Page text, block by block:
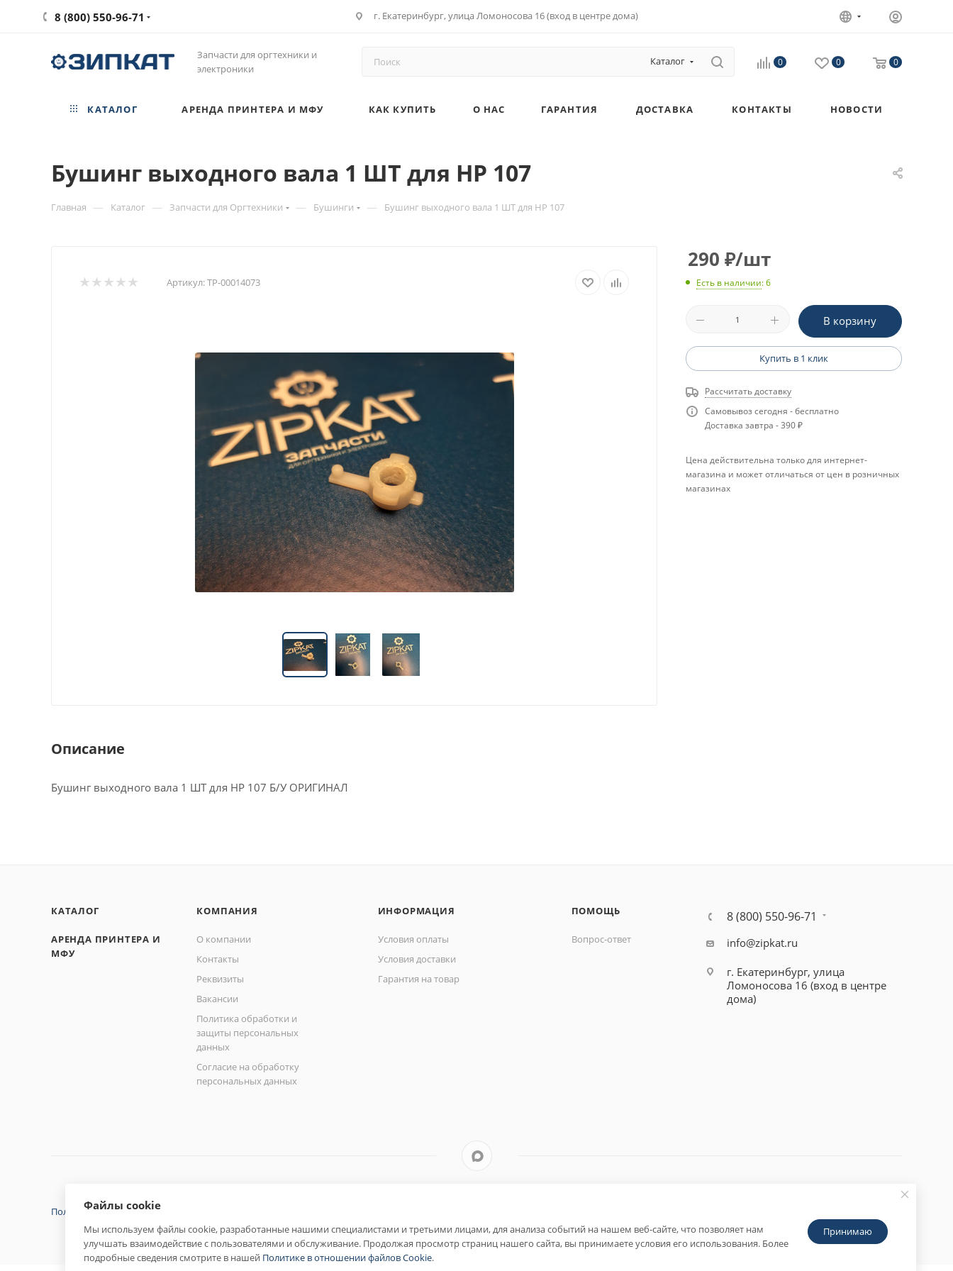
8 (800) 550-96-71 г. Екатеринбург, улица Ломоносова 16 (вход в центре дома)
Запчасти для оргтехники и
электроники
Каталог 0 0 0
КАТАЛОГ АРЕНДА ПРИНТЕРА И МФУ КАК КУПИТЬ О НАС ГАРАНТИЯ ДОСТАВКА КОНТАКТЫ НОВОСТИ
Бушинг выходного вала 1 ШТ для HP 107
Главная — Каталог — Запчасти для Оргтехники — Бушинги — Бушинг выходного вала 1 ШТ для HP 107
Артикул:ТР-00014073
Описание
Бушинг выходного вала 1 ШТ для HP 107 Б/У ОРИГИНАЛ
290 ₽/шт
Есть в наличии: 6
В корзину
Купить в 1 клик
Рассчитать доставку
Самовывоз сегодня - бесплатно
Доставка завтра - 390 ₽
Цена действительна только для интернет-
магазина и может отличаться от цен в розничных
магазинах
КАТАЛОГ
АРЕНДА ПРИНТЕРА И
МФУ
КОМПАНИЯ
О компании
Контакты
Реквизиты
Вакансии
Политика обработки и
защиты персональных
данных
Согласие на обработку
персональных данных
ИНФОРМАЦИЯ
Условия оплаты
Условия доставки
Гарантия на товар
ПОМОЩЬ
Вопрос-ответ
8 (800) 550-96-71
info@zipkat.ru
г. Екатеринбург, улица
Ломоносова 16 (вход в центре
дома)
Политика конфиденциальности
Файлы cookie
Мы используем файлы cookie, разработанные нашими специалистами и третьими лицами, для анализа событий на нашем веб-сайте, что позволяет нам
улучшать взаимодействие с пользователями и обслуживание. Продолжая просмотр страниц нашего сайта, вы принимаете условия его использования. Более
подробные сведения смотрите в нашей Политике в отношении файлов Cookie.
Принимаю